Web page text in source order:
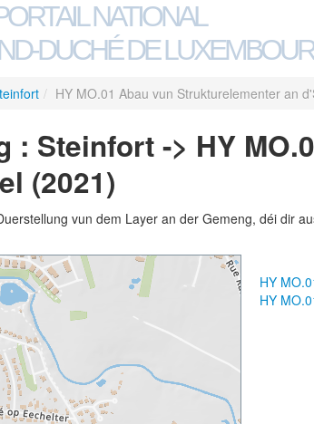
NATIONAL
DUCHÉ DE
/ HY MO.01 Abau vun Strukturelementer an
: Steinfort -> HY
(2021)
vun dem Layer an der Gemeng, déi dir
HY
HY